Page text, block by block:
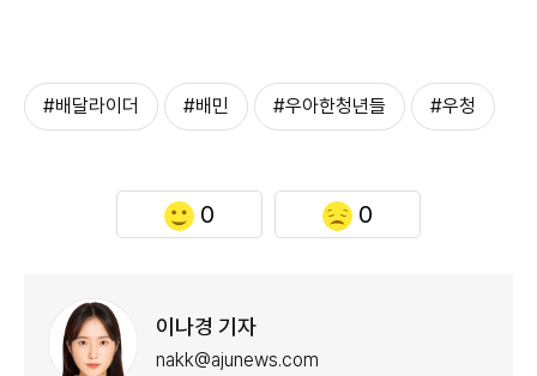
#배달라이더 #배민 #우아한청년들 #우청
0 0
이나경 기자
nakk@ajunews.com